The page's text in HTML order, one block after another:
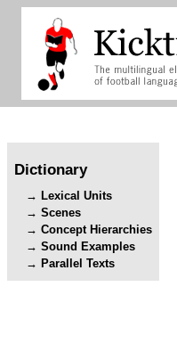
Dictionary
Lexical Units
Scenes
Concept Hierarchies
Sound Examples
Parallel Texts